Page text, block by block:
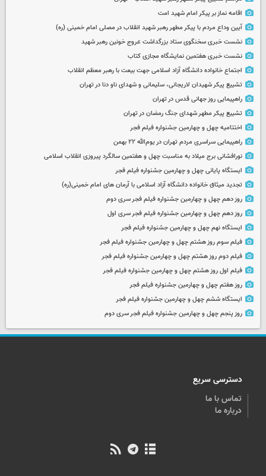
اقامه نماز بر پیکر امام شهید امت
آیین وداع مردم با پیکر مطهر رهبر شهید انقلاب در مصلی امام خمینی (ره)
نشست خبری سخنگوی ستاد بزرگداشت عروج خونین رهبر شهید
نشست خبری هفتمین نمایشگاه مجازی کتاب
اجتماع خانواده دانشگاه آزاد اسلامی جهت بیعت با رهبر معظم انقلاب
تشییع پیکر شهیدان لاریجانی، سلیمانی و شهدای ناو دنا در تهران
راهپیمایی روز جهانی قدس در تهران
تشییع پیکر مطهر شهدای جنگ رمضان در تهران
اختتامیه چهل و چهارمین جشنواره فیلم فجر
راهپیمایی سراسری مردم تهران در یوم‌الله ۲۲ بهمن
نورافشانی برج میلاد به مناسبت چهل‌ و هفتمین سالگرد پیروزی انقلاب اسلامی
ایستگاه پایانی چهل و چهارمین جشنواره فیلم فجر
تجدید میثاق خانواده دانشگاه آزاد اسلامی با آرمان های امام خمینی(ره)
روز دهم چهل و چهارمین جشنواره فیلم فجر سری دوم
روز دهم چهل و چهارمین جشنواره فیلم فجر سری اول
ایستگاه نهم چهل و چهارمین جشنواره فیلم فجر
فیلم سوم روز هشتم چهل و چهارمین جشنواره فیلم فجر
فیلم دوم روز هشتم چهل و چهارمین جشنواره فیلم فجر
فیلم اول روز هشتم چهل و چهارمین جشنواره فیلم فجر
روز هفتم چهل و چهارمین جشنواره فیلم فجر
ایستگاه ششم چهل و چهارمین جشنواره فیلم فجر
روز پنجم چهل و چهارمین جشنواره فیلم فجر سری دوم
دسترسی سریع
تماس با ما
درباره ما